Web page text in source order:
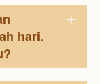
hari.